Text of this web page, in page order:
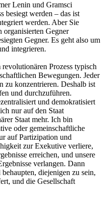
Lenin und Gramsci
besiegt werden – das ist
werden. Aber Sie
organisierten Gegner
Gegner. Es geht also um
integrieren.
Prozess typisch
Bewegungen. Jeder
zu konzentrieren. Deshalb ist
und durchzuführen.
und demokratisiert
nur auf den Staat
Staat mehr. Ich bin
oder gemeinschaftliche
auf Partizipation und
zur Exekutive verliere,
erreichen, und unsere
verlangen. Dann
diejenigen zu sein,
und die Gesellschaft